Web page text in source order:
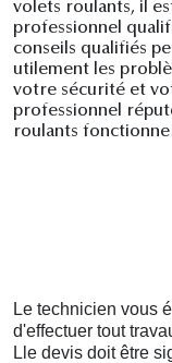
volets roulants, il
professionnel
conseils qualifiés
utilement les
votre sécurité et
professionnel
roulants
Le technicien vous
d'effectuer tout
Lle devis doit être